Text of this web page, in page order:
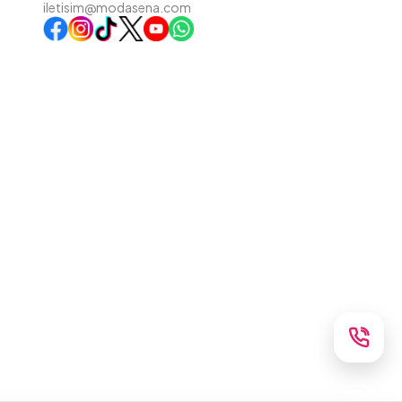
iletisim@modasena.com
Instagram
TikTok
X WhatsApp